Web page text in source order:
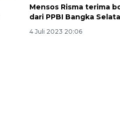
Mensos Risma terima
dari PPBI Bangka
4 Juli 2023 20:06